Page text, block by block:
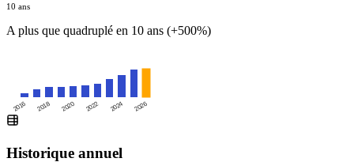
10 ans
A plus que quadruplé en 10 ans (+500%)
2016 2018 2020 2022 2024 2026
Historique annuel